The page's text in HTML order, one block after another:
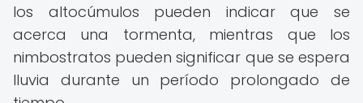
los altocúmulos pueden indicar que se
acerca una tormenta, mientras que los
nimbostratos pueden significar que se espera
lluvia durante un período prolongado de